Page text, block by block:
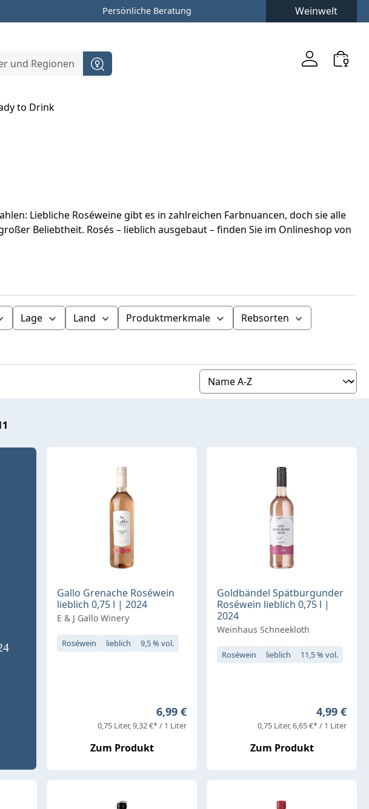
Persönliche Beratung Weinwelt
to Drink
Liebliche Roséweine gibt es in zahlreichen Farbnuancen, doch sie alle
Beliebtheit. Rosés – lieblich ausgebaut – finden Sie im Onlineshop von
Lage Land Produktmerkmale
Rebsorten
Gallo Grenache Roséwein
lieblich 0,75 l | 2024
E & J Gallo Winery
Roséwein lieblich 9,5 % vol.
Regulärer Preis:
6,99 €
0,75 Liter 9,32 €* / 1 Liter
Zum Produkt
Goldbändel Spätburgunder
Roséwein lieblich 0,75 l |
2024
Weinhaus Schneekloth
Roséwein lieblich 11,5 % vol.
Regulärer
4,99 €
0,75 Liter 6,65 €* / 1 Liter
Zum Produkt